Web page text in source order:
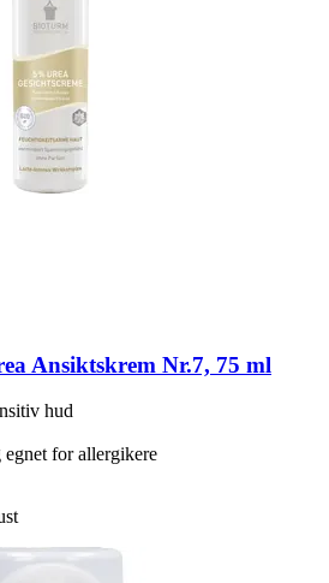
Ansiktskrem Nr.7, 75 ml
hud
for allergikere